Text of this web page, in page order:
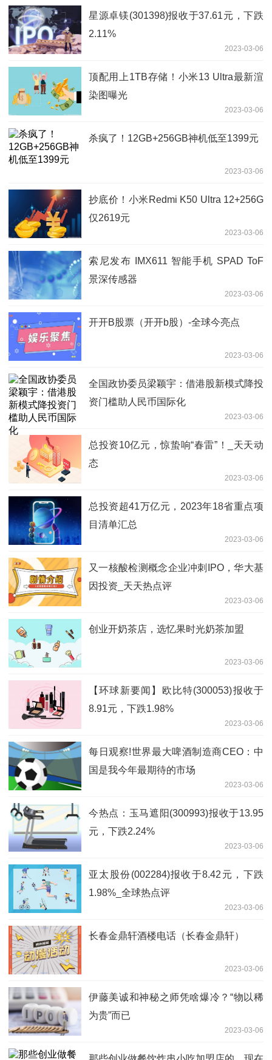
星源卓镁(301398)报收于37.61元，下跌
2.11%
2023-03-06
顶配用上1TB存储！小米13 Ultra最新渲
染图曝光
2023-03-06
杀疯了！12GB+256GB神机低至1399元
2023-03-06
抄底价！小米Redmi K50 Ultra 12+256G
仅2619元
2023-03-06
索尼发布 IMX611 智能手机 SPAD ToF
景深传感器
2023-03-06
开开B股票（开开b股）-全球今亮点
2023-03-06
全国政协委员梁颖宇：借港股新模式降投
资门槛助人民币国际化
2023-03-06
总投资10亿元，惊蛰响“春雷”！_天天动
态
2023-03-06
总投资超41万亿元，2023年18省重点项
目清单汇总
2023-03-06
又一核酸检测概念企业冲刺IPO，华大基
因投资_天天热点评
2023-03-06
创业开奶茶店，选忆果时光奶茶加盟
2023-03-06
【环球新要闻】欧比特(300053)报收于
8.91元，下跌1.98%
2023-03-06
每日观察!世界最大啤酒制造商CEO：中
国是我今年最期待的市场
2023-03-06
今热点：玉马遮阳(300993)报收于13.95
元，下跌2.24%
2023-03-06
亚太股份(002284)报收于8.42元，下跌
1.98%_全球热点评
2023-03-06
长春金鼎轩酒楼电话（长春金鼎轩）
2023-03-06
伊藤美诚和神秘之师凭啥爆冷？“物以稀
为贵”而已
2023-03-06